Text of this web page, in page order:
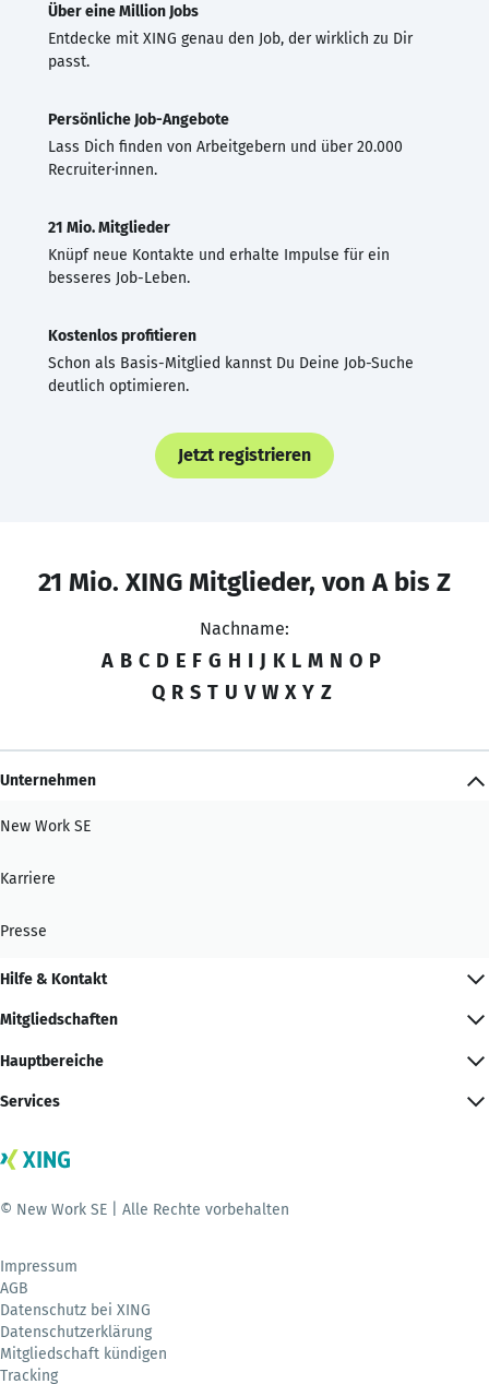
Über eine Million Jobs
Entdecke mit XING genau den Job, der wirklich zu Dir
passt.
Persönliche Job-Angebote
Lass Dich finden von Arbeitgebern und über 20.000
Recruiter·innen.
21 Mio. Mitglieder
Knüpf neue Kontakte und erhalte Impulse für ein
besseres Job-Leben.
Kostenlos profitieren
Schon als Basis-Mitglied kannst Du Deine Job-Suche
deutlich optimieren.
Jetzt registrieren
21 Mio. XING Mitglieder, von A bis Z
Nachname:
A B C D E F G H I J K L M N O P
Q R S T U V W X Y Z
Unternehmen
New Work SE
Karriere
Presse
Hilfe & Kontakt
Mitgliedschaften
Hauptbereiche
Services
© New Work SE | Alle Rechte vorbehalten
Impressum
AGB
Datenschutz bei XING
Datenschutzerklärung
Mitgliedschaft kündigen
Tracking